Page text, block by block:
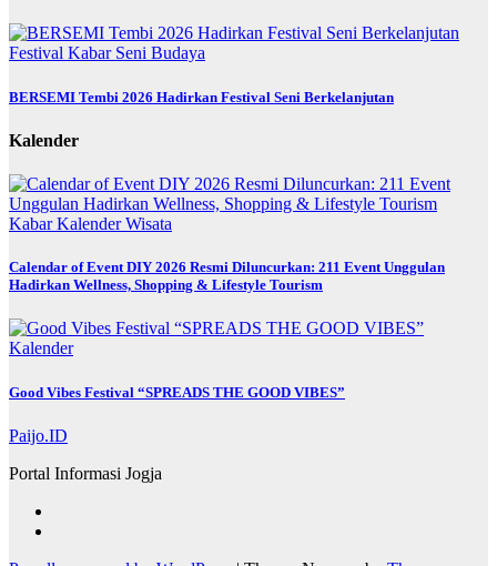
Festival Kabar Seni Budaya
BERSEMI Tembi 2026 Hadirkan Festival Seni Berkelanjutan
Kalender
KabarKalenderWisata
Calendar of Event DIY 2026 Resmi Diluncurkan: 211 Event Unggulan
Hadirkan Wellness, Shopping & Lifestyle Tourism
Kalender
Good Vibes Festival “SPREADS THE GOOD VIBES”
Paijo.ID
Portal Informasi Jogja